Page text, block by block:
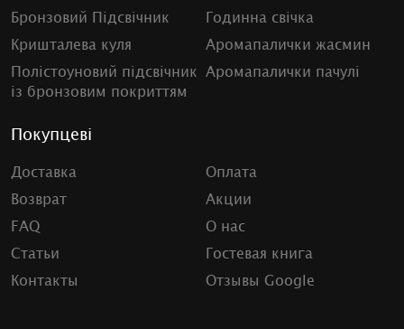
Бронзовий Підсвічник
Годинна свічка
Кришталева куля
Аромапалички жасмин
Полістоуновий підсвічник
із бронзовим покриттям
Аромапалички пачулі
Покупцеві
Доставка
Оплата
Возврат
Акции
FAQ
О нас
Статьи
Гостевая книга
Контакты
Отзывы Google